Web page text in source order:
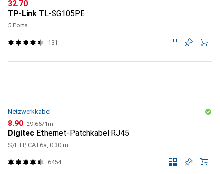
CHF
32.70
TP-Link TL-SG105PE
5 Ports
131
Netzwerkkabel
CHF
8.90 CHF
29.66/1m
Digitec Ethernet-Patchkabel RJ45
S/FTP, CAT6a, 0.30 m
6454